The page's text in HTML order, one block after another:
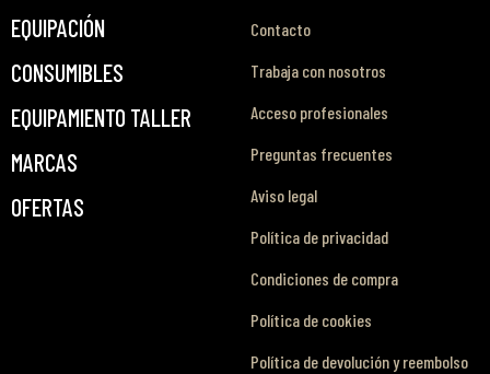
EQUIPACIÓN
CONSUMIBLES
EQUIPAMIENTO TALLER
MARCAS
OFERTAS
Contacto
Trabaja con nosotros
Acceso profesionales
Preguntas frecuentes
Aviso legal
Política de privacidad
Condiciones de compra
Política de cookies
Política de devolución y reembolso